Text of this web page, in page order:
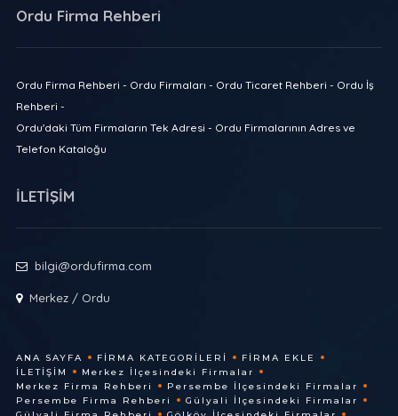
Ordu Firma Rehberi
Ordu Firma Rehberi - Ordu Firmaları - Ordu Ticaret Rehberi - Ordu İş
Rehberi -
Ordu'daki Tüm Firmaların Tek Adresi - Ordu Firmalarının Adres ve
Telefon Kataloğu
İLETİŞİM
bilgi@ordufirma.com
Merkez / Ordu
ANA SAYFA FIRMA KATEGORILERI
FIRMA EKLE
İLETIŞIM
Merkez İlçesindeki Firmalar
Merkez Firma Rehberi
Persembe İlçesindeki Firmalar
Persembe Firma Rehberi
Gülyali İlçesindeki Firmalar